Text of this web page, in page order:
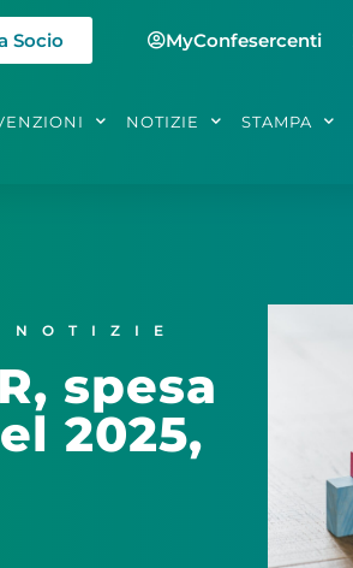
Socio MyConfesercenti
NOTIZIE STAMPA
NOTIZIE
spesa
2025,